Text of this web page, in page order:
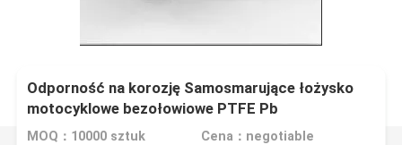
Odporność na korozję Samosmarujące łożysko
motocyklowe bezołowiowe PTFE Pb
MOQ：10000 sztuk Cena：negotiable